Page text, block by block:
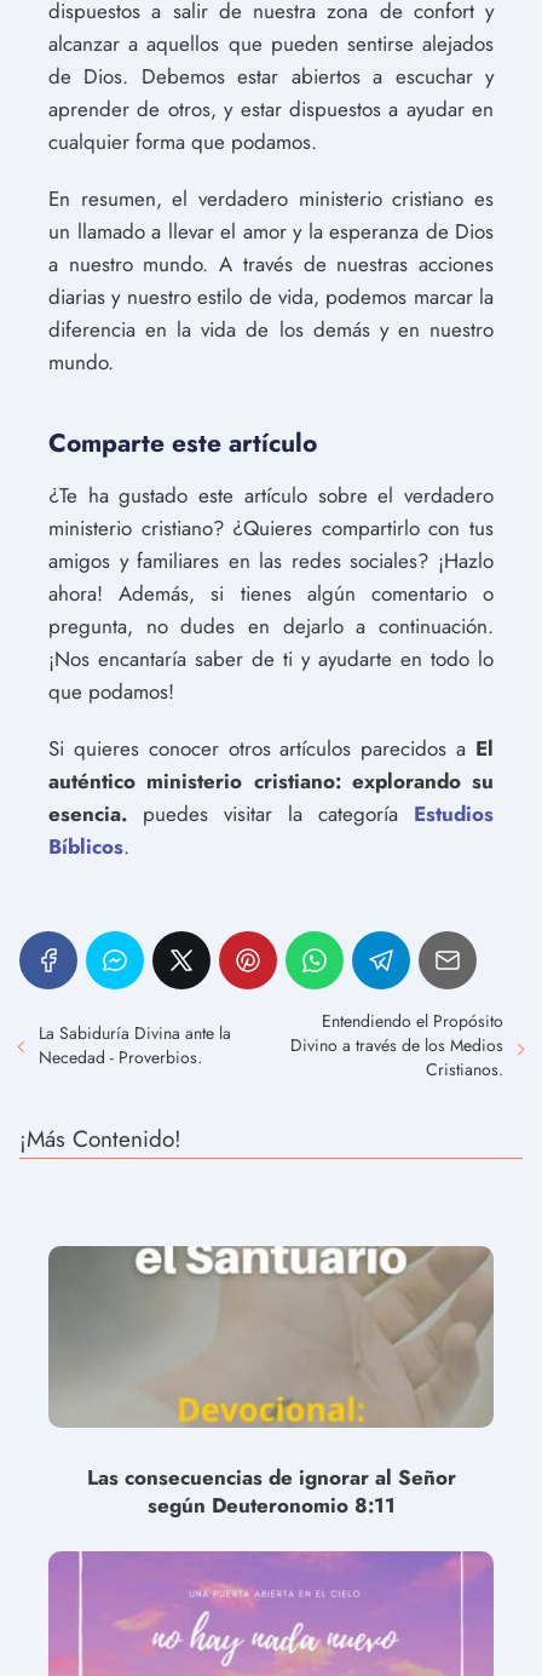
dispuestos a salir de nuestra zona de confort y
alcanzar a aquellos que pueden sentirse alejados
de Dios. Debemos estar abiertos a escuchar y
aprender de otros, y estar dispuestos a ayudar en
cualquier forma que podamos.
En resumen, el verdadero ministerio cristiano es
un llamado a llevar el amor y la esperanza de Dios
a nuestro mundo. A través de nuestras acciones
diarias y nuestro estilo de vida, podemos marcar la
diferencia en la vida de los demás y en nuestro
mundo.
Comparte este artículo
¿Te ha gustado este artículo sobre el verdadero
ministerio cristiano? ¿Quieres compartirlo con tus
amigos y familiares en las redes sociales? ¡Hazlo
ahora! Además, si tienes algún comentario o
pregunta, no dudes en dejarlo a continuación.
¡Nos encantaría saber de ti y ayudarte en todo lo
que podamos!
Si quieres conocer otros artículos parecidos a El
auténtico ministerio cristiano: explorando su
esencia. puedes visitar la categoría Estudios
Bíblicos.
La Sabiduría Divina ante la
Necedad - Proverbios.
Entendiendo el Propósito
Divino a través de los Medios
Cristianos.
¡Más Contenido!
Las consecuencias de ignorar al Señor
según Deuteronomio 8:11